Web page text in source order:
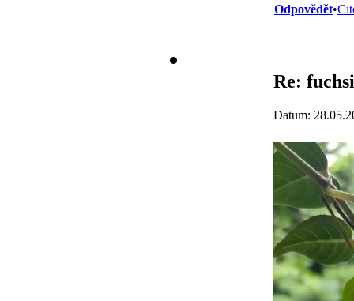
Odpovědět•
Re:
Datum: